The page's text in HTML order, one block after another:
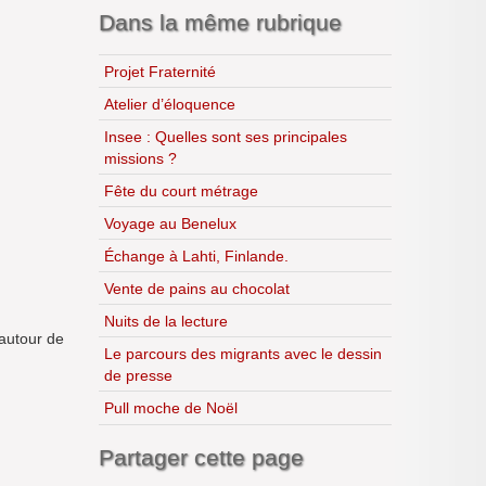
de
Dans la même rubrique
Projet Fraternité
Atelier d’éloquence
Insee : Quelles sont ses principales
missions ?
Fête du court métrage
Voyage au Benelux
Échange à Lahti, Finlande.
Vente de pains au chocolat
Nuits de la lecture
Le parcours des migrants avec le dessin
de presse
Pull moche de Noël
Partager cette page